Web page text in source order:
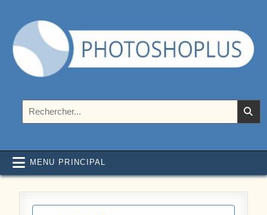
Photoshoplus
MENU PRINCIPAL